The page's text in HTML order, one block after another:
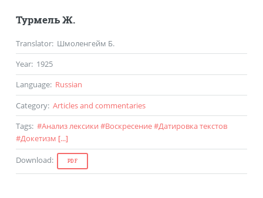
Турмель Ж.
Translator: Шмоленгейм Б.
Year: 1925
Language: Russian
Category: Articles and commentaries
Tags: #Анализ лексики #Воскресение#Датировка текстов
#Докетизм [...]
Download: PDF